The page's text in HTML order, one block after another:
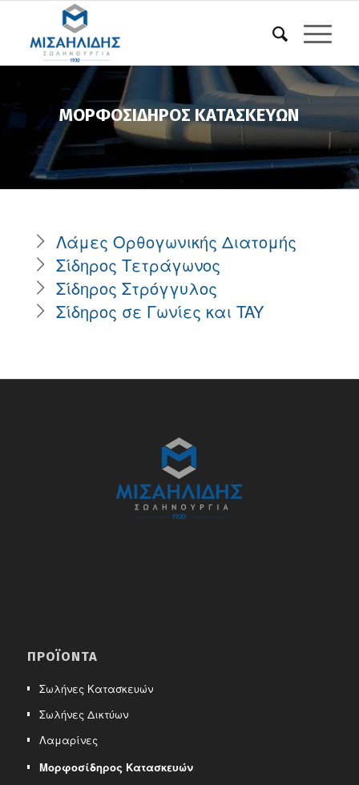
ΜΟΡΦΟΣΊΔΗΡΟΣ ΚΑΤΑΣΚΕΥΏΝ
Λάμες Ορθογωνικής Διατομής
Σίδηρος Τετράγωνος
Σίδηρος Στρόγγυλος
Σίδηρος σε Γωνίες και TAY
ΠΡΟΪΌΝΤΑ
Σωλήνες Κατασκευών
Σωλήνες Δικτύων
Λαμαρίνες
Μορφοσίδηρος Κατασκευών